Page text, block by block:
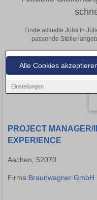
Alle Cookies
Einstellungen
Finde aktuelle Jobs in
passende
PROJECT MANAGER/
EXPERIENCE
Aachen, 52070
Firma:Braunwagner GmbH